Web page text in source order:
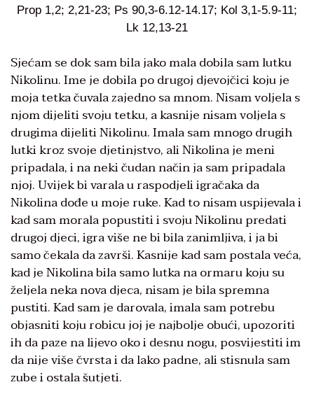
Prop 1,2; 2,21-23; Ps 90,3-6.12-14.17; Kol 3,1-5.9-11;
Lk 12,13-21
Sjećam se dok sam bila jako mala dobila sam lutku
Nikolinu. Ime je dobila po drugoj djevojčici koju je
moja tetka čuvala zajedno sa mnom. Nisam voljela s
njom dijeliti svoju tetku, a kasnije nisam voljela s
drugima dijeliti Nikolinu. Imala sam mnogo drugih
lutki kroz svoje djetinjstvo, ali Nikolina je meni
pripadala, i na neki čudan način ja sam pripadala
njoj. Uvijek bi varala u raspodjeli igračaka da
Nikolina dođe u moje ruke. Kad to nisam uspijevala i
kad sam morala popustiti i svoju Nikolinu predati
drugoj djeci, igra više ne bi bila zanimljiva, i ja bi
samo čekala da završi. Kasnije kad sam postala veća,
kad je Nikolina bila samo lutka na ormaru koju su
željela neka nova djeca, nisam je bila spremna
pustiti. Kad sam je darovala, imala sam potrebu
objasniti koju robicu joj je najbolje obući, upozoriti
ih da paze na lijevo oko i desnu nogu, posvijestiti im
da nije više čvrsta i da lako padne, ali stisnula sam
zube i ostala šutjeti.